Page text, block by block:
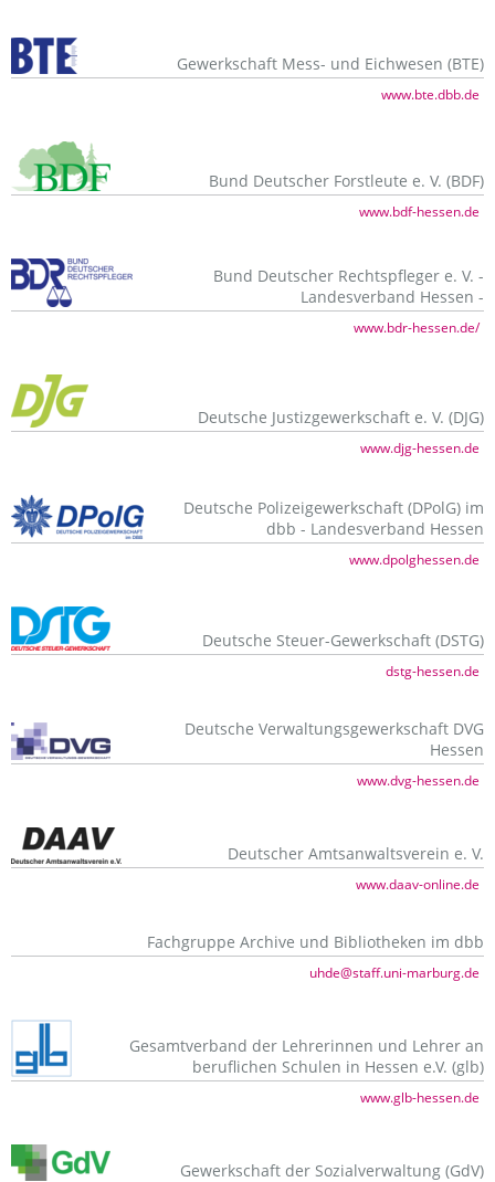
Gewerkschaft Mess- und Eichwesen (BTE)
www.bte.dbb.de
Bund Deutscher Forstleute e. V. (BDF)
www.bdf-hessen.de
Bund Deutscher Rechtspfleger e. V. -
Landesverband Hessen -
www.bdr-hessen.de/
Deutsche Justizgewerkschaft e. V. (DJG)
www.djg-hessen.de
Deutsche Polizeigewerkschaft (DPolG) im
dbb - Landesverband Hessen
www.dpolghessen.de
Deutsche Steuer-Gewerkschaft (DSTG)
dstg-hessen.de
Deutsche Verwaltungsgewerkschaft DVG
Hessen
www.dvg-hessen.de
Deutscher Amtsanwaltsverein e. V.
www.daav-online.de
Fachgruppe Archive und Bibliotheken im dbb
uhde@staff.uni-marburg.de
Gesamtverband der Lehrerinnen und Lehrer an
beruflichen Schulen in Hessen e.V. (glb)
www.glb-hessen.de
Gewerkschaft der Sozialverwaltung (GdV)